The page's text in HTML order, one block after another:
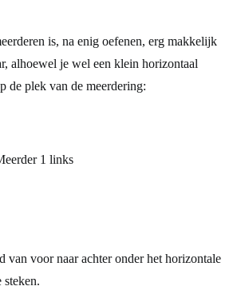
is, na enig oefenen, erg makkelijk
alhoewel je wel een klein horizontaal
de plek van de meerdering:
1 links
van voor naar achter onder het horizontale
steken.